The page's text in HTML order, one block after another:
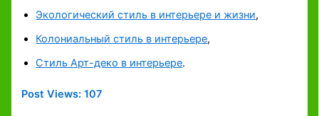
Экологический стиль в интерьере и жизни,
Колониальный стиль в интерьере,
Стиль Арт-деко в интерьере.
Post Views: 107